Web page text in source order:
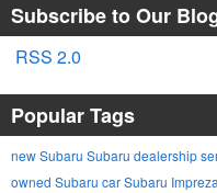
Subscribe to Our
RSS 2.0
Popular Tags
new Subaru Subaru dealership
owned Subaru carSubaru Impreza